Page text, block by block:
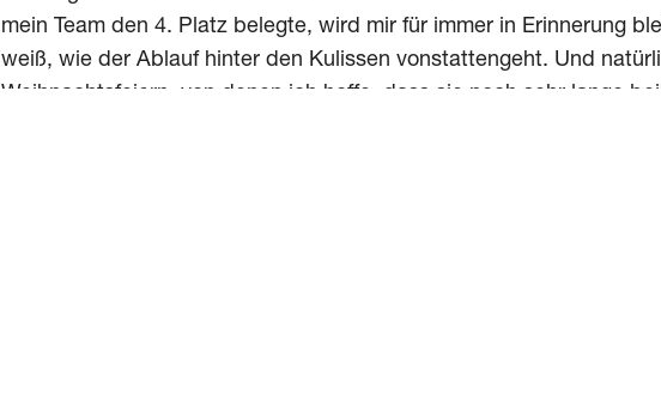
mein Team den 4. Platz belegte, wird mir für immer in Erinnerung
weiß, wie der Ablauf hinter den Kulissen vonstattengeht. Und
Weihnachtsfeiern, von denen ich hoffe, dass sie noch sehr lange